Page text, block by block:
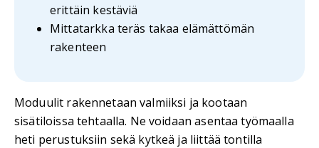
erittäin kestäviä
Mittatarkka teräs takaa elämättömän
rakenteen
Moduulit rakennetaan valmiiksi ja kootaan
sisätiloissa tehtaalla. Ne voidaan asentaa työmaalla
heti perustuksiin sekä kytkeä ja liittää tontilla